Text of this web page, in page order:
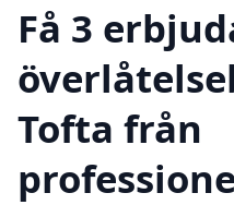
Få 3
Tofta från